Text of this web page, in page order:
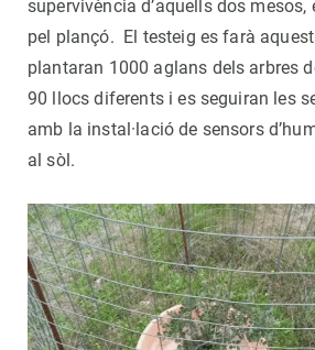
supervivència d’aquells dos
pel plançó. El testeig es farà
plantaran 1000 aglans dels arbres
90 llocs diferents i es seguiran les
amb la instal·lació de sensors
al sòl.